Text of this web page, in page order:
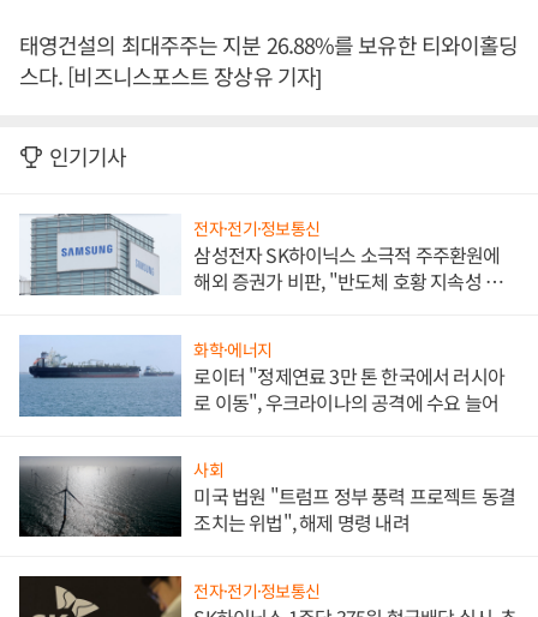
태영건설의 최대주주는 지분 26.88%를 보유한 티와이홀딩
스다. [비즈니스포스트 장상유 기자]
인기기사
전자·전기·정보통신
삼성전자 SK하이닉스 소극적 주주환원에
해외 증권가 비판, "반도체 호황 지속성 의
화학·에너지
로이터 "정제연료 3만 톤 한국에서 러시아
로 이동", 우크라이나의 공격에 수요 늘어
사회
미국 법원 "트럼프 정부 풍력 프로젝트 동결
조치는 위법", 해제 명령 내려
전자·전기·정보통신